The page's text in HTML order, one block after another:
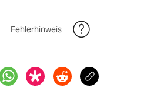
Fehlerhinweis